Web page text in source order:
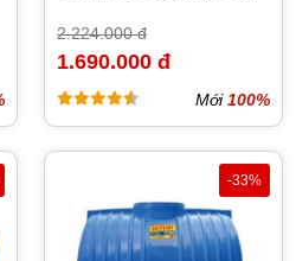
2.224.000 đ
1.690.000 đ
Mới100%
-33%